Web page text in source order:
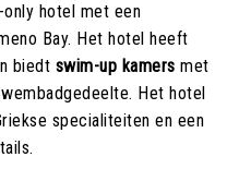
only hotel met een
Bay. Het hotel heeft
biedt swim-up kamers met
Het hotel
specialiteiten en een